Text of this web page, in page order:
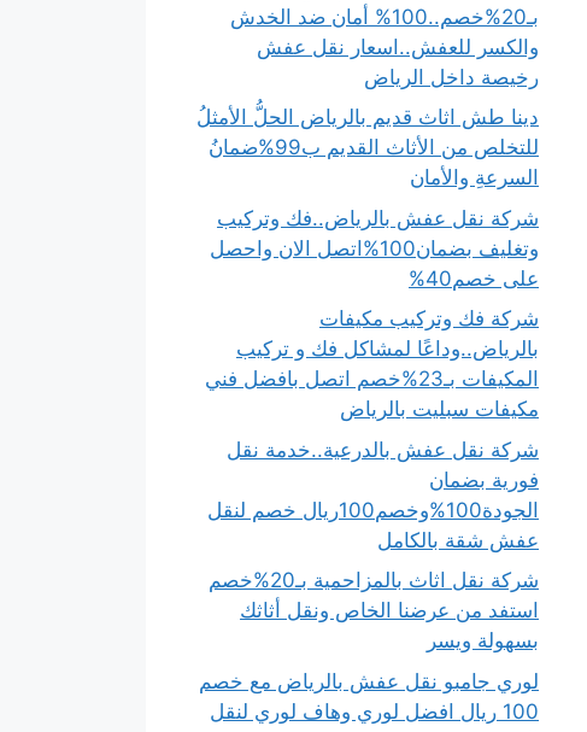
بـ20%خصم..100% أمان ضد الخدش
والكسر للعفش..اسعار نقل عفش
رخيصة داخل الرياض
دينا طش اثاث قديم بالرياض الحلُّ الأمثلُ
للتخلص من الأثاث القديم ب99%ضمانُ
السرعةِ والأمان
شركة نقل عفش بالرياض..فك وتركيب
وتغليف بضمان100%اتصل الان واحصل
على خصم40%
شركة فك وتركيب مكيفات
بالرياض..وداعًا لمشاكل فك و تركيب
المكيفات بـ23%خصم اتصل بافضل فني
مكيفات سبليت بالرياض
شركة نقل عفش بالدرعية..خدمة نقل
فورية بضمان
الجودة100%وخصم100ريال خصم لنقل
عفش شقة بالكامل
شركة نقل اثاث بالمزاحمية بـ20%خصم
استفد من عرضنا الخاص ونقل أثاثك
بسهولة ويسر
لوري جامبو نقل عفش بالرياض مع خصم
100 ريال افضل لوري وهاف لوري لنقل